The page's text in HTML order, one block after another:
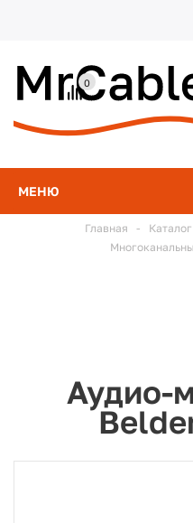
МЕНЮ
0
Главная - Каталог
Аудио-